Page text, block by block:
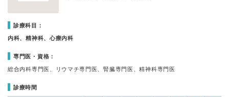
診療科目：
内科、精神科、心療内科
専門医・資格：
総合内科専門医、リウマチ専門医、腎臓専門医、精神科専門医
診療時間